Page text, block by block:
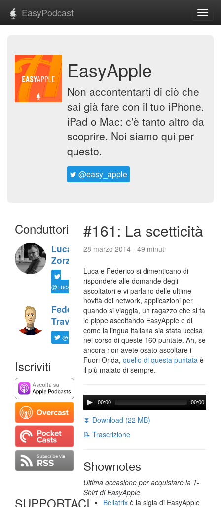
EasyPodcast
EasyApple
Non accontentarti di ciò che
sai già fare con il tuo iPhone,
iPad o Mac: c'è tanto altro da
scoprire. Noi siamo qui per
questo.
@easy_apple
Conduttori
Luca
Zorzi
@LucaTNT
Federico
Travaini
@ftrava
Iscriviti
SUPPORTACI
#161: La scetticità
28 marzo 2014 - 49 minuti
Luca e Federico si dimenticano di
rispondere alle domande degli
ascoltatori e vi parlano delle ultime
novità del network, applicazioni per
quando si viaggia, un ragazzo che si fa
le pippe ascoltando EasyApple e di
come la lingua italiana sia stata uccisa
nel corso di queste 160 puntate. Ah, se
ancora non avete osato ascoltare i
Fuori Onda,quello di questa puntata è
il più malato di sempre.
00:00 00:00
⏬ Download (22 MB)
📝 Trascrizione
Shownotes
Ultima occasione per acquistare la T-
Shirt di EasyApple
Bellatrix è la sigla di EasyApple